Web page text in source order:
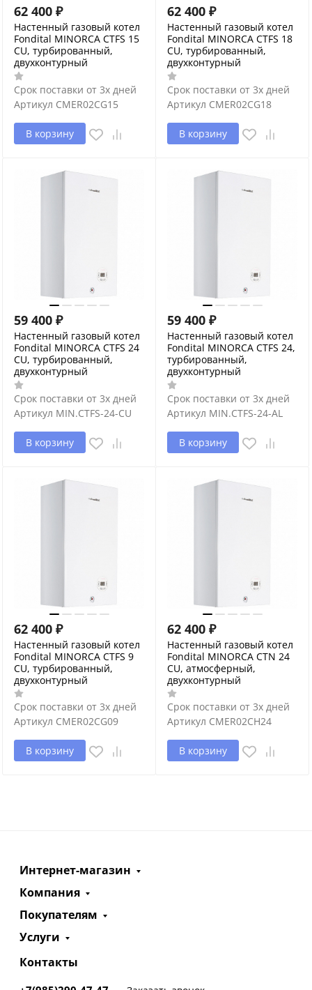
62 400 ₽
Настенный газовый котел
Fondital MINORCA CTFS 15
CU, турбированный,
двухконтурный
Срок поставки от 3х дней
Артикул CMER02CG15
В корзину
62 400 ₽
Настенный газовый котел
Fondital MINORCA CTFS 18
CU, турбированный,
двухконтурный
Срок поставки от 3х дней
Артикул CMER02CG18
В корзину
59 400 ₽
Настенный газовый котел
Fondital MINORCA CTFS 24
CU, турбированный,
двухконтурный
Срок поставки от 3х дней
Артикул MIN.CTFS-24-CU
В корзину
59 400 ₽
Настенный газовый котел
Fondital MINORCA CTFS 24,
турбированный,
двухконтурный
Срок поставки от 3х дней
Артикул MIN.CTFS-24-AL
В корзину
62 400 ₽
Настенный газовый котел
Fondital MINORCA CTFS 9
CU, турбированный,
двухконтурный
Срок поставки от 3х дней
Артикул CMER02CG09
В корзину
62 400 ₽
Настенный газовый котел
Fondital MINORCA CTN 24
CU, атмосферный,
двухконтурный
Срок поставки от 3х дней
Артикул CMER02CH24
В корзину
Интернет-магазин
Компания
Покупателям
Услуги
Контакты